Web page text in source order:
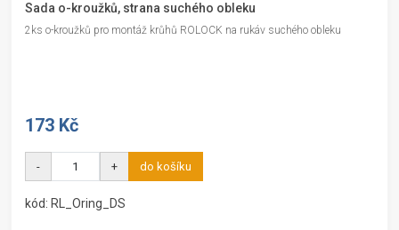
Sada o-kroužků, strana suchého obleku
2ks o-kroužků pro montáž krůhů ROLOCK na rukáv suchého obleku
173 Kč
- + do košíku
kód: RL_Oring_DS